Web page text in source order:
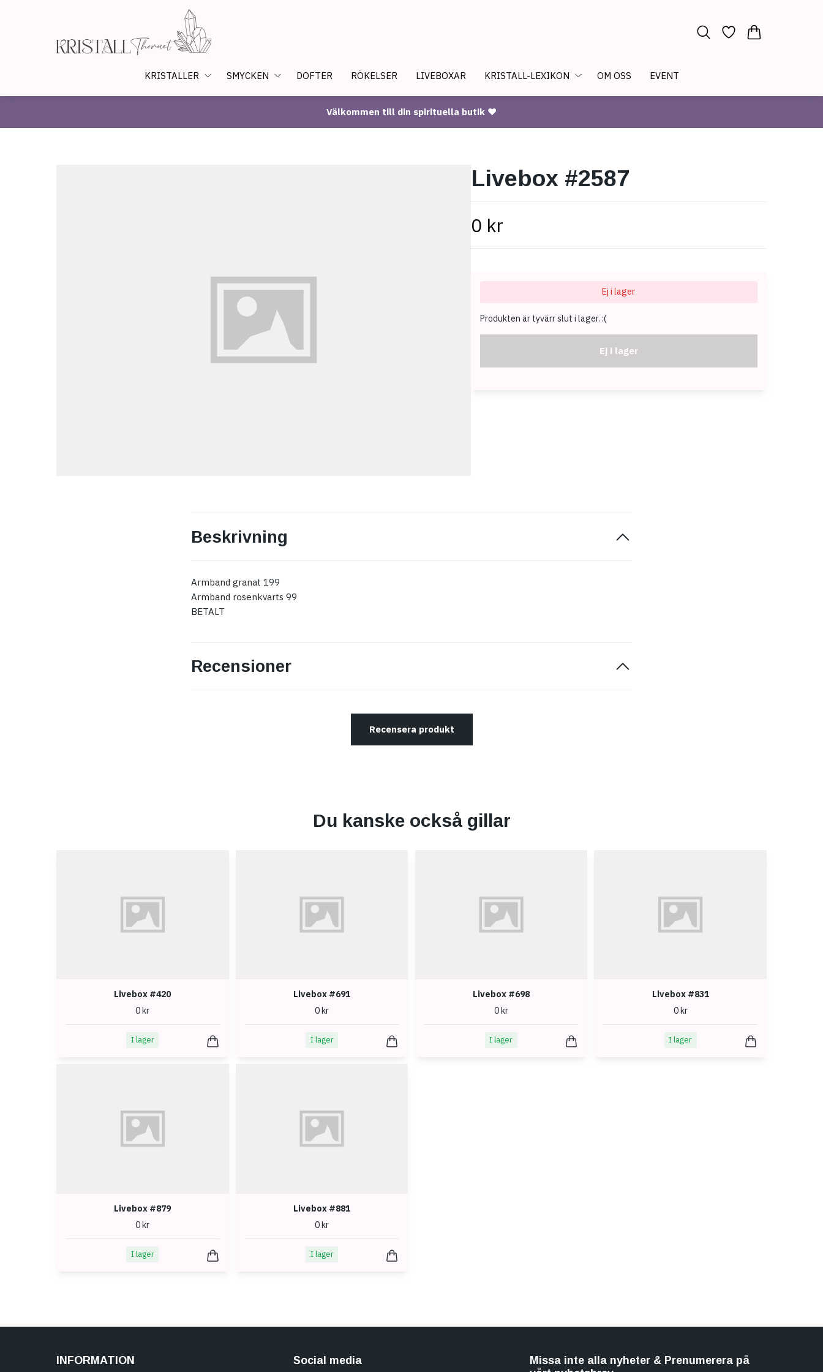
KRISTALLER SMYCKEN DOFTER RÖKELSER LIVEBOXAR KRISTALL-LEXIKON OM OSS EVENT
Välkommen till din spirituella butik ♥
Livebox #2587
0 kr
Ej i lager
Produkten är tyvärr slut i lager. :(
Ej i lager
Beskrivning
Armband granat 199
Armband rosenkvarts 99
BETALT
Recensioner
Recensera produkt
Du kanske också gillar
Livebox #420
0 kr
I lager
Livebox #691
0 kr
I lager
Livebox #698
0 kr
I lager
Livebox #831
0 kr
I lager
Livebox #879
0 kr
I lager
Livebox #881
0 kr
I lager
INFORMATION Social media
Missa inte alla nyheter & Prenumerera på